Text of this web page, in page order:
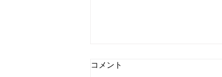
コメント